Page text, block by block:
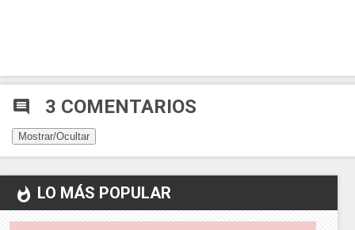
comment 3 COMENTARIOS
Mostrar/Ocultar
whatshot LO MÁS POPULAR